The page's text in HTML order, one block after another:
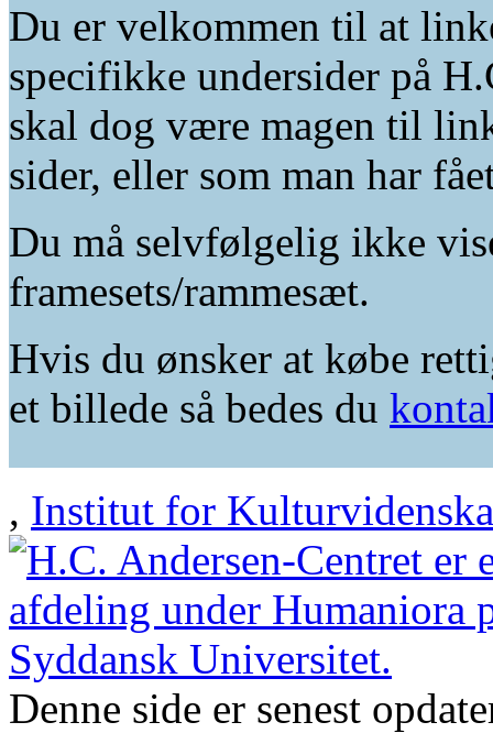
Du er velkommen til at
specifikke undersider på
skal dog være magen til
sider, eller som man har
Du må selvfølgelig ikke
framesets/rammesæt.
Hvis du ønsker at købe
et billede så bedes du
, Institut for
Denne side er senest